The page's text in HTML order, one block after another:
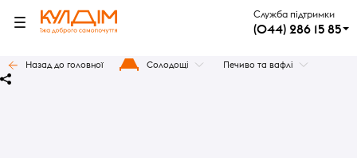
Служба підтримки
(044) 286 15 85
Назад до головної Солодощі Печиво та вафлі